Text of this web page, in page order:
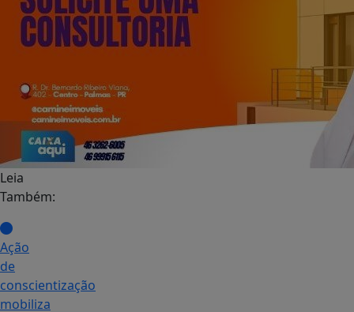
Leia
Também:
Ação
de
conscientização
mobiliza